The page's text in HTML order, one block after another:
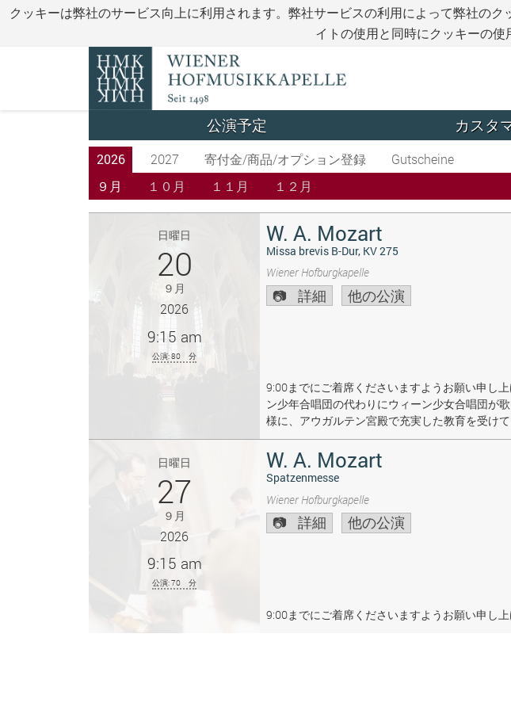
クッキーは弊社のサービス向上に利用されます。弊社サービスの利用によって弊社のク
イトの使用と同時にクッキーの使
公演予定 カスタ
2026 2027 寄付金/商品/オプション登録
Gutscheine
９月
１０月 １１月 １２月
日曜日
20
９月
2026
9:15 am
公演: 80 分
W. A. Mozart
Missa brevis B-Dur, KV 275
Wiener Hofburgkapelle
詳細 他の公演
9:00までにご着席くださいますようお願い申し
ン少年合唱団の代わりにウィーン少女合唱団が
様に、アウガルテン宮殿で充実した教育を受けて
日曜日
27
９月
2026
9:15 am
公演: 70 分
W. A. Mozart
Spatzenmesse
Wiener Hofburgkapelle
詳細 他の公演
9:00までにご着席くださいますようお願い申し